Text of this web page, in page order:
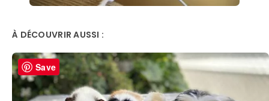
À DÉCOUVRIR AUSSI :
Save